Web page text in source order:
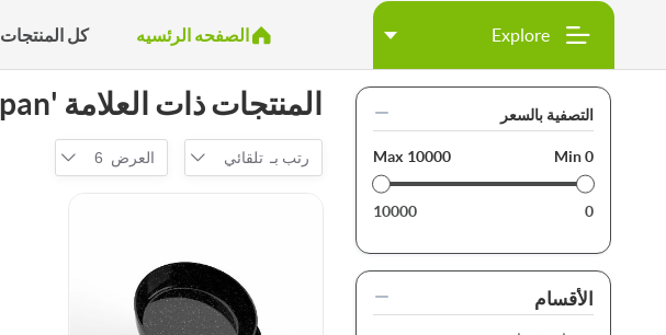
Explore الصفحه الرئسيه كل المنتجات
التصفية بالسعر
Min0
Max 10000
0
10000
الأقسام
المنتجات ذات العلامة 'frying pan'
رتب بـ تلقائي العرض 6